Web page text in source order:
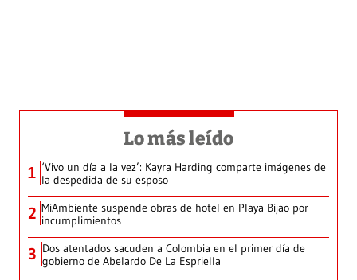
Lo más leído
1 ‘Vivo un día a la vez’: Kayra Harding comparte imágenes de
la despedida de su esposo
2 MiAmbiente suspende obras de hotel en Playa Bijao por
incumplimientos
3 Dos atentados sacuden a Colombia en el primer día de
gobierno de Abelardo De La Espriella